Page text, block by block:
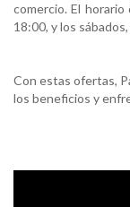
comercio. El
18:00, y los
Con estas ofertas,
los beneficios y